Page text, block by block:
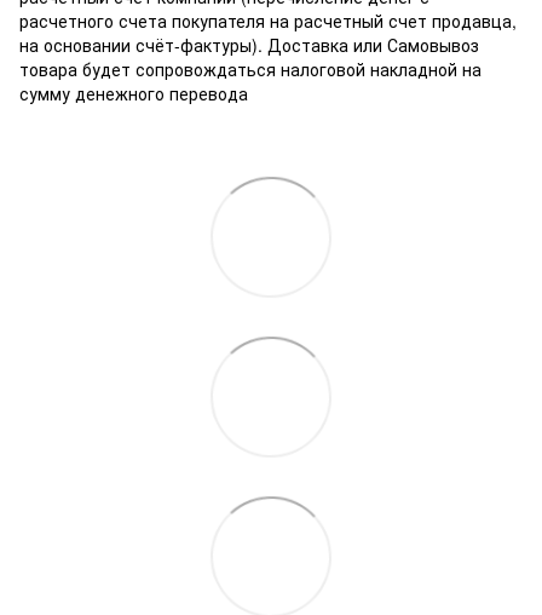
расчетного счета покупателя на расчетный счет продавца,
на основании счёт-фактуры). Доставка или Самовывоз
товара будет сопровождаться налоговой накладной на
сумму денежного перевода